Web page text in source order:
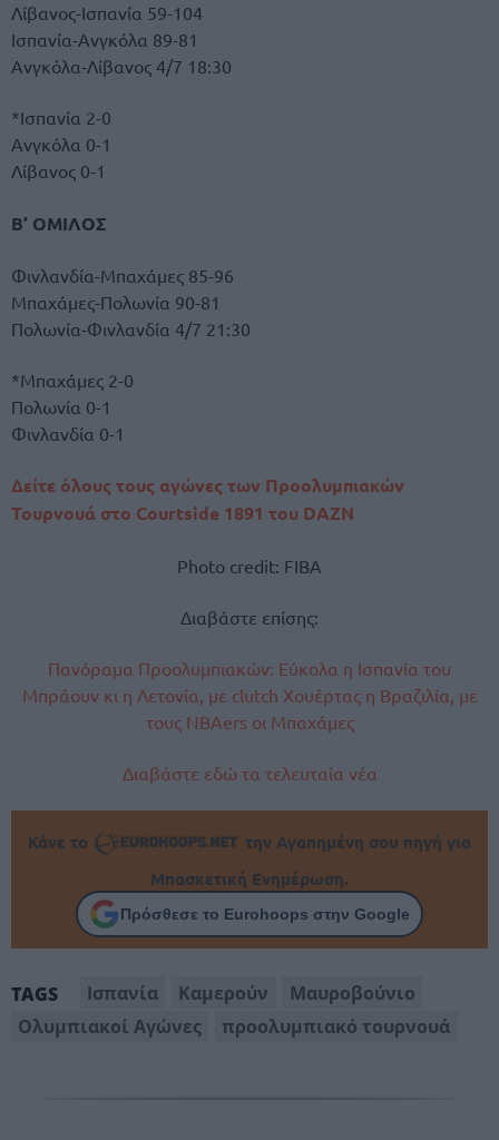
Λίβανος-Ισπανία 59-104
Ισπανία-Ανγκόλα 89-81
Ανγκόλα-Λίβανος 4/7 18:30
*Ισπανία 2-0
Ανγκόλα 0-1
Λίβανος 0-1
Β’ ΟΜΙΛΟΣ
Φινλανδία-Μπαχάμες 85-96
Μπαχάμες-Πολωνία 90-81
Πολωνία-Φινλανδία 4/7 21:30
*Μπαχάμες 2-0
Πολωνία 0-1
Φινλανδία 0-1
Δείτε όλους τους αγώνες των Προολυμπιακών
Τουρνουά στο Courtside 1891 του DAZN
Photo credit: FIBA
Διαβάστε επίσης:
Πανόραμα Προολυμπιακών: Εύκολα η Ισπανία του
Μπράουν κι η Λετονία, με clutch Χουέρτας η Βραζιλία, με
τους NBAers οι Μπαχάμες
Διαβάστε εδώ τα τελευταία νέα
Κάνε το
την Αγαπημένη σου πηγή για
Μπασκετική Ενημέρωση.
Πρόσθεσε το Eurohoops στην Google
TAGS Ισπανία Καμερούν
Μαυροβούνιο
Ολυμπιακοί Αγώνες
προολυμπιακό τουρνουά